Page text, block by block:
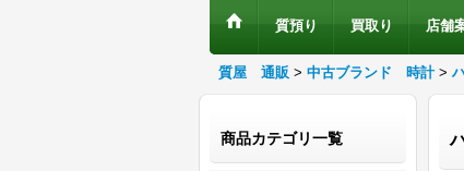
質預り 買取り 店舗
質屋 通販 > 中古ブランド 時計 >
商品カテゴリ一覧